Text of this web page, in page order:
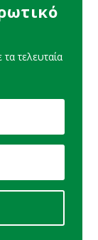
τελευταία